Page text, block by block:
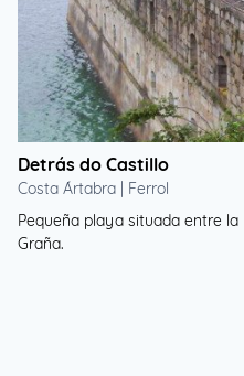
Detrás do Castillo
Costa Ártabra | Ferrol
Pequeña playa situada entre
Graña.